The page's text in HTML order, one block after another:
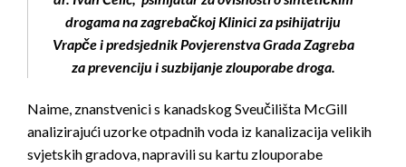
drogama na zagrebačkoj Klinici za psihijatriju
Vrapče i predsjednik Povjerenstva Grada Zagreba
za prevenciju i suzbijanje zlouporabe droga.
Naime, znanstvenici s kanadskog Sveučilišta McGill
analizirajući uzorke otpadnih voda iz kanalizacija velikih
svjetskih gradova, napravili su kartu zlouporabe